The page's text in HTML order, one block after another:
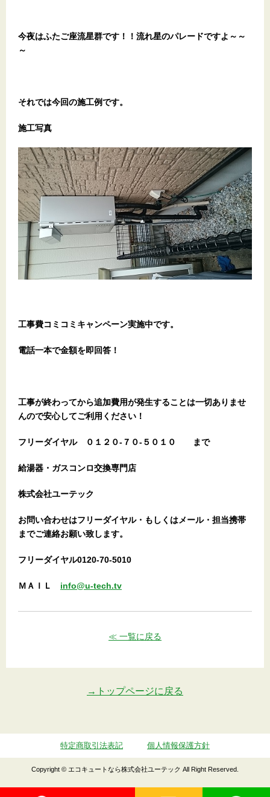
今夜はふたご座流星群です！！流れ星のパレードですよ～～
～
それでは今回の施工例です。
施工写真
工事費コミコミキャンペーン実施中です。
電話一本で金額を即回答！
工事が終わってから追加費用が発生することは一切ありませ
んので安心してご利用ください！
フリーダイヤル ０１２０-７０-５０１０ まで
給湯器・ガスコンロ交換専門店
株式会社ユーテック
お問い合わせはフリーダイヤル・もしくはメール・担当携帯
までご連絡お願い致します。
フリーダイヤル0120-70-5010
ＭＡＩＬ info@u-tech.tv
≪ 一覧に戻る
→トップページに戻る
特定商取引法表記 個人情報保護方針
Copyright © エコキュートなら株式会社ユーテック All Right Reserved.